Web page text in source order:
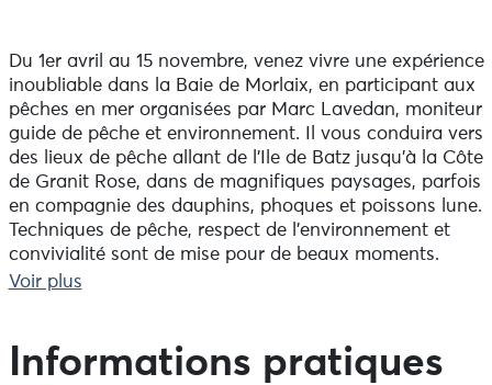
Du 1er avril au 15 novembre, venez vivre une expérience
inoubliable dans la Baie de Morlaix, en participant aux
pêches en mer organisées par Marc Lavedan, moniteur
guide de pêche et environnement. Il vous conduira vers
des lieux de pêche allant de l'Ile de Batz jusqu'à la Côte
de Granit Rose, dans de magnifiques paysages, parfois
en compagnie des dauphins, phoques et poissons lune.
Techniques de pêche, respect de l'environnement et
convivialité sont de mise pour de beaux moments.
Journées ou demi-journées. Stages de pêche, pêche du
Voir plus
Informations pratiques